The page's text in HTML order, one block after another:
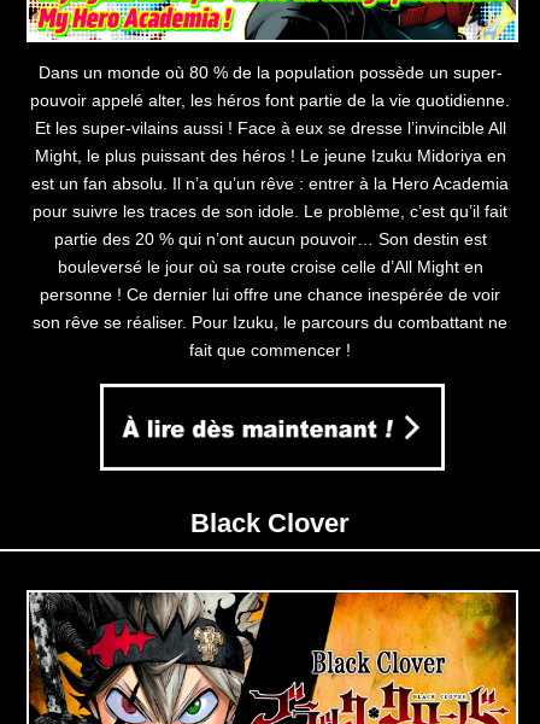
Dans un monde où 80 % de la population possède un super-
pouvoir appelé alter, les héros font partie de la vie quotidienne.
Et les super-vilains aussi ! Face à eux se dresse l’invincible All
Might, le plus puissant des héros ! Le jeune Izuku Midoriya en
est un fan absolu. Il n’a qu’un rêve : entrer à la Hero Academia
pour suivre les traces de son idole. Le problème, c’est qu’il fait
partie des 20 % qui n’ont aucun pouvoir… Son destin est
bouleversé le jour où sa route croise celle d’All Might en
personne ! Ce dernier lui offre une chance inespérée de voir
son rêve se réaliser. Pour Izuku, le parcours du combattant ne
fait que commencer !
Black Clover